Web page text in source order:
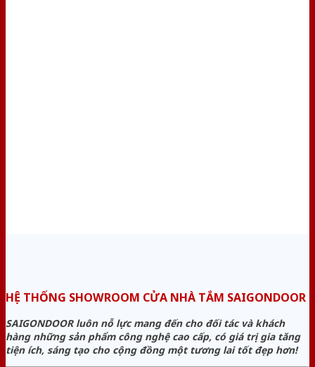
HỆ THỐNG SHOWROOM CỬA NHÀ TẮM SAIGONDOOR
SAIGONDOOR luôn nỗ lực mang đến cho đối tác và khách
hàng những sản phẩm công nghệ cao cấp, có giá trị gia tăng
tiện ích, sáng tạo cho cộng đồng một tương lai tốt đẹp hơn!